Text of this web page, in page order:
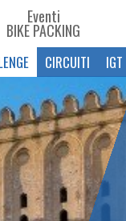
Eventi
BIKE PACKING
CIRCUITI IGT